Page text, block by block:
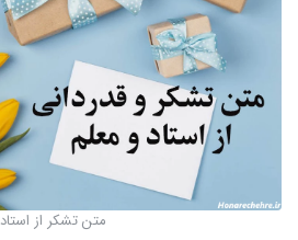
متن تشکر از استاد